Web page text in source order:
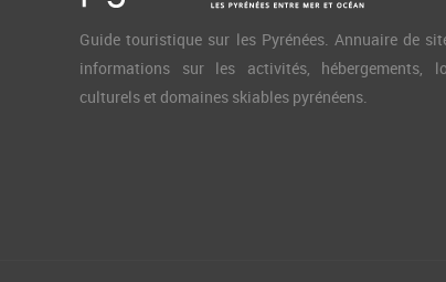
Guide touristique sur les Pyrénées. Annuaire de
informations sur les activités, hébergements,
culturels et domaines skiables pyrénéens.